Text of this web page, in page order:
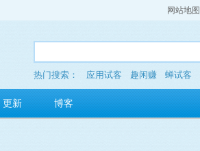
网站地图
热门搜索： 应用试客 趣闲赚 蝉试客
多玩红包
更新 博客